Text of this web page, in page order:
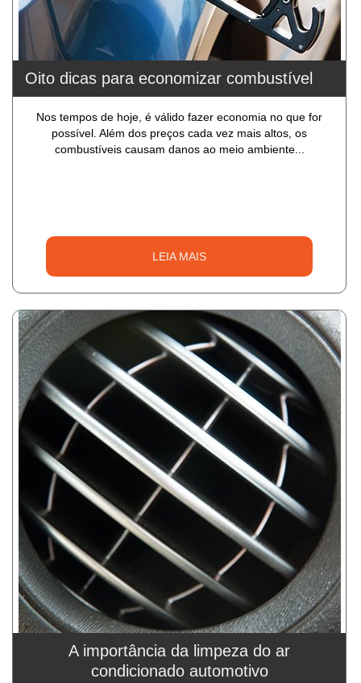
Oito dicas para economizar combustível
Nos tempos de hoje, é válido fazer economia no que for
possível. Além dos preços cada vez mais altos, os
combustíveis causam danos ao meio ambiente...
LEIA MAIS
A importância da limpeza do ar
condicionado automotivo